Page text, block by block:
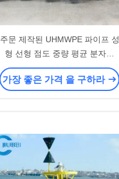
주문 제작된 UHMWPE 파이프 성
형 선형 점도 중량 평균 분자량
200만 달톤
가장 좋은 가격 을 구하라